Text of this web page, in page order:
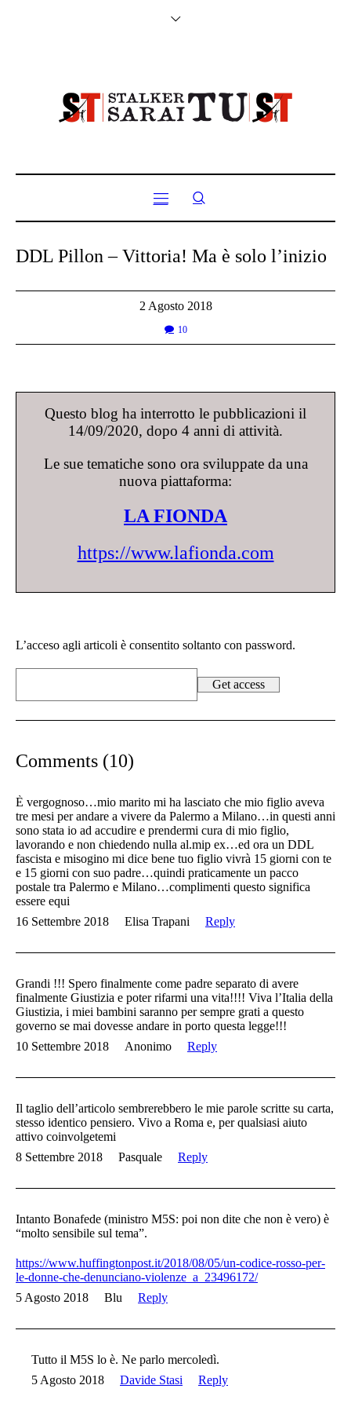
DDL Pillon – Vittoria! Ma è solo l’inizio
2 Agosto 2018
10
Questo blog ha interrotto le pubblicazioni il
14/09/2020, dopo 4 anni di attività.
Le sue tematiche sono ora sviluppate da una
nuova piattaforma:
LA FIONDA
https://www.lafionda.com
L’acceso agli articoli è consentito soltanto con password.
Comments (10)
È vergognoso…mio marito mi ha lasciato che mio figlio aveva
tre mesi per andare a vivere da Palermo a Milano…in questi anni
sono stata io ad accudire e prendermi cura di mio figlio,
lavorando e non chiedendo nulla al.mip ex…ed ora un DDL
fascista e misogino mi dice bene tuo figlio vivrà 15 giorni con te
e 15 giorni con suo padre…quindi praticamente un pacco
postale tra Palermo e Milano…complimenti questo significa
essere equi
16 Settembre 2018
Elisa Trapani Reply
Grandi !!! Spero finalmente come padre separato di avere
finalmente Giustizia e poter rifarmi una vita!!!! Viva l’Italia della
Giustizia, i miei bambini saranno per sempre grati a questo
governo se mai dovesse andare in porto questa legge!!!
10 Settembre 2018
Anonimo Reply
Il taglio dell’articolo sembrerebbero le mie parole scritte su carta,
stesso identico pensiero. Vivo a Roma e, per qualsiasi aiuto
attivo coinvolgetemi
8 Settembre 2018
Pasquale Reply
Intanto Bonafede (ministro M5S: poi non dite che non è vero) è
“molto sensibile sul tema”.
https://www.huffingtonpost.it/2018/08/05/un-codice-rosso-per-
le-donne-che-denunciano-violenze_a_23496172/
5 Agosto 2018
Blu Reply
Tutto il M5S lo è. Ne parlo mercoledì.
5 Agosto 2018
Davide Stasi Reply